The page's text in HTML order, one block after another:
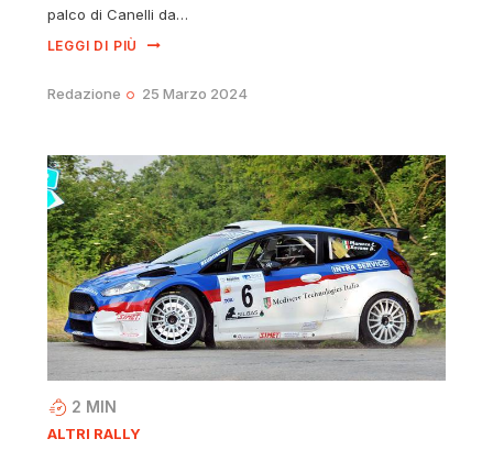
palco di Canelli da…
LEGGI DI PIÙ
Redazione 25 Marzo 2024
2 MIN
ALTRI RALLY